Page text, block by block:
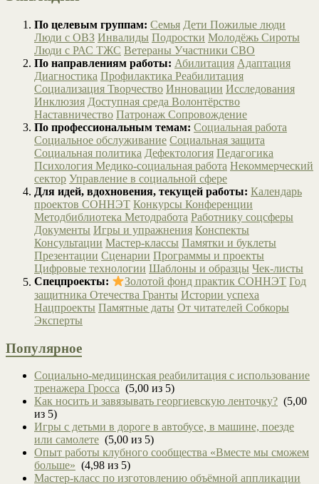
По целевым группам: Семья Дети Пожилые люди
Люди с ОВЗ Инвалиды Подростки Молодёжь Сироты
Люди с РАС ТЖС Ветераны Участники СВО
По направлениям работы: Абилитация Адаптация
Диагностика Профилактика Реабилитация
Социализация Творчество Инновации Исследования
Инклюзия Доступная среда Волонтёрство
Наставничество Патронаж Сопровождение
По профессиональным темам: Социальная работа
Социальное обслуживание Социальная защита
Социальная политика Дефектология Педагогика
Психология Медико-социальная работа Некоммерческий
сектор Управление в социальной сфере
Для идей, вдохновения, текущей работы: Календарь
проектов СОННЭТ Конкурсы Конференции
Методбиблиотека Методработа Работнику соцсферы
Документы Игры и упражнения Конспекты
Консультации Мастер-классы Памятки и буклеты
Презентации Сценарии Программы и проекты
Цифровые технологии Шаблоны и образцы Чек-листы
Спецпроекты:
Золотой фонд практик СОННЭТ Год
защитника Отечества Гранты Истории успеха
Нацпроекты Памятные даты От читателей Собкоры
Эксперты
Популярное
Социально-медицинская реабилитация с использование
тренажера Гросса (5,00 из 5)
Как носить и завязывать георгиевскую ленточку? (5,00
из 5)
Игры с детьми в дороге в автобусе, в машине, поезде
или самолете (5,00 из 5)
Опыт работы клубного сообщества «Вместе мы сможем
больше» (4,98 из 5)
Мастер-класс по изготовлению объёмной аппликации